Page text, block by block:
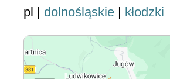
pl | dolnośląskie | kłodzki